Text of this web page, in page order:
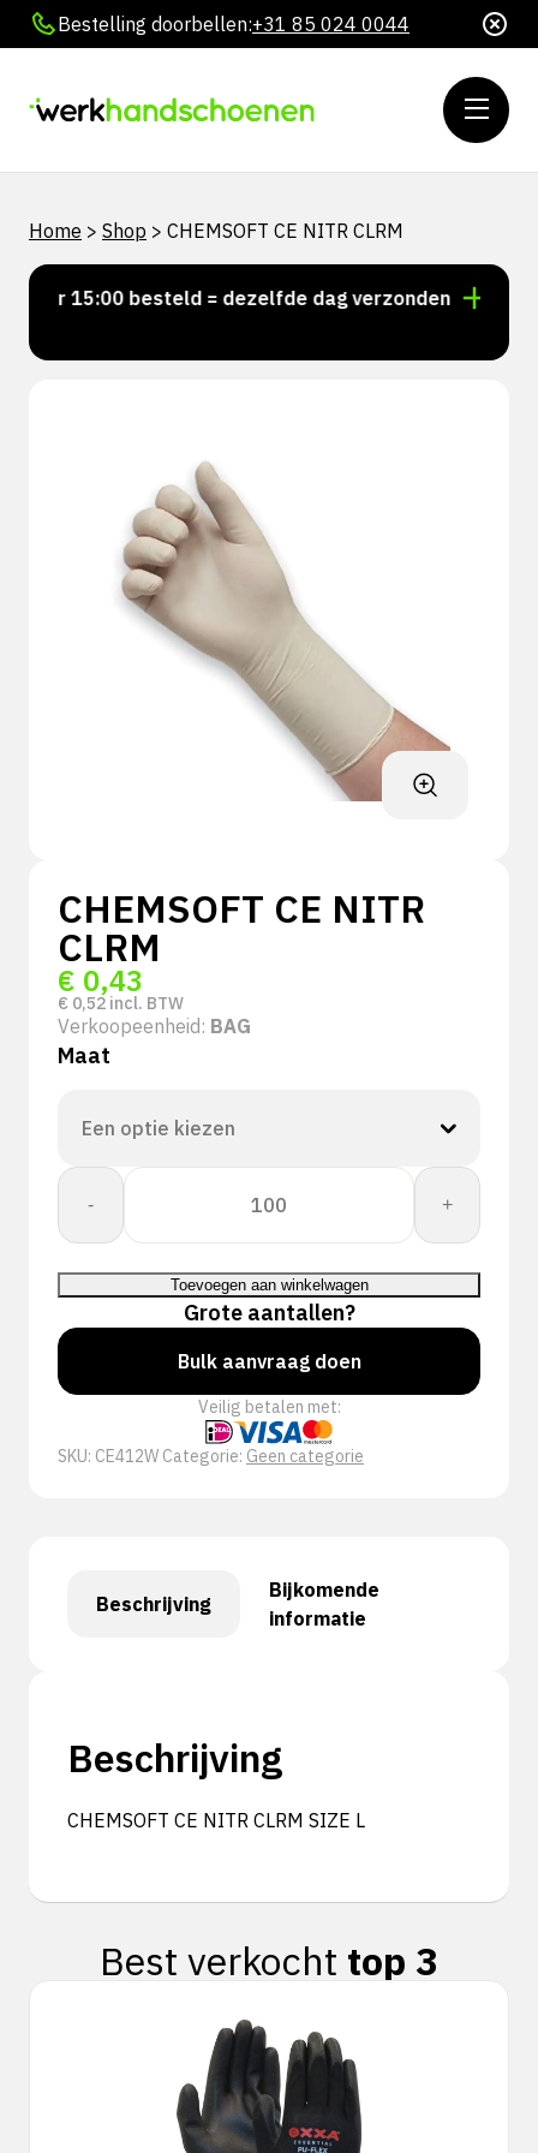
Bestelling doorbellen:+31 85 024 0044
Home > Shop > CHEMSOFT CE NITR CLRM
15:00 besteld = dezelfde dag verzonden
CHEMSOFT CE NITR
CLRM
€ 0,43
€ 0,52 incl. BTW
Verkoopeenheid: BAG
Maat
-
CHEMSOFT
NITR
CLRM
aantal
+
Toevoegen aan winkelwagen
Grote aantallen?
Bulk aanvraag doen
Veilig betalen met:
SKU: CE412W Categorie: Geen categorie
Beschrijving
Bijkomende
informatie
Beschrijving
CHEMSOFT CE NITR CLRM SIZE L
Best verkocht top 3